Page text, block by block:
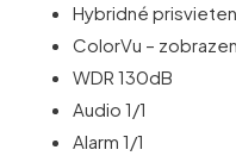
Hybridné
ColorVu –
WDR 130dB
Audio 1/1
Alarm 1/1